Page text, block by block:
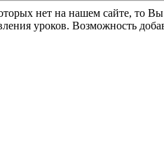
нет на нашем сайте, то
уроков. Возможность